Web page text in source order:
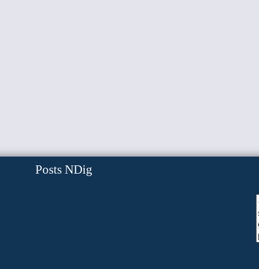
Posts NDig